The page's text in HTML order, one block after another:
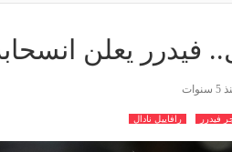
فيدرر يعلن
فيدرر رافاييل نادال